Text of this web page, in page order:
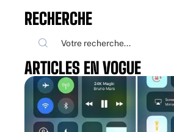
RECHERCHE
ARTICLES EN VOGUE